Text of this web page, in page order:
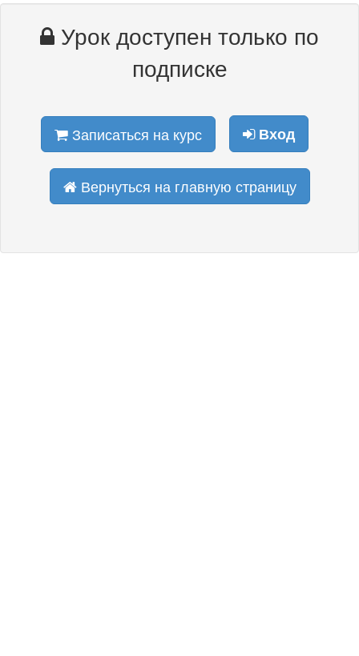
Урок доступен только по
подписке
Записаться на курс Вход
Вернуться на главную страницу